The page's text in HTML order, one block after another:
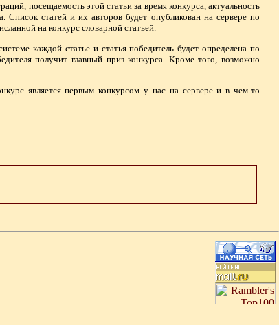
посещаемость этой статьи за время конкурса, актуальность
Список статей и их авторов будет опубликован на сервере по
на конкурс словарной статьей.
каждой статье и статья-победитель будет определена по
получит главный приз конкурса. Кроме того, возможно
является первым конкурсом у нас на сервере и в чем-то